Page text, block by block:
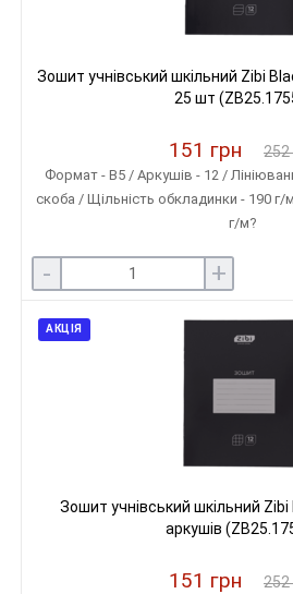
Зошит учнівський шкільний Zibi
25 шт
151 грн 252
Формат - B5 / Аркушів - 12 /
скоба / Щільність обкладинки - 190 г/
г/м?
- +
АКЦІЯ
Зошит учнівський шкільний Zibi
аркушів
151 грн 252